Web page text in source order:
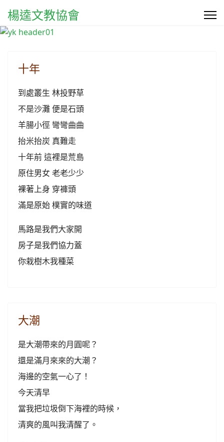
楊逵文教協會
十年
到處叢生 林投野草
不是沙灘 便是石頭
羊腸小徑 彎彎曲曲
抬米抬炭 真難走
十年前 這裡是荒島
原住男女 老老少少
裸著上身 穿褲頭
滿是原始 樸實的味道
馬路是我們大家開
房子是我們協力蓋
你栽樹木我種菜
大潮
是大潮帶來的月圓呢？
還是滿月來來的大潮？
海邊的空氣一心了！
今天清早
當我把垃圾倒下海裡的時候，
清爽的風叫我清醒了。